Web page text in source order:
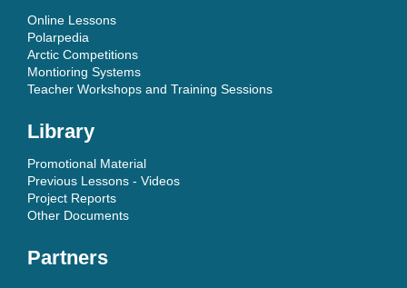
Online Lessons
Polarpedia
Arctic Competitions
Montioring Systems
Teacher Workshops and Training Sessions
Library
Promotional Material
Previous Lessons - Videos
Project Reports
Other Documents
Partners